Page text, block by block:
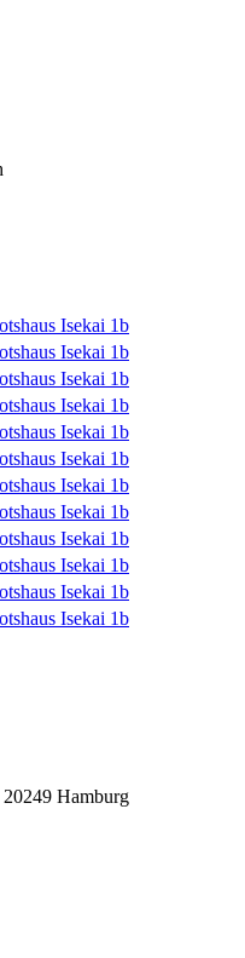
Isekai 1b
Isekai 1b
Isekai 1b
Isekai 1b
Isekai 1b
Isekai 1b
Isekai 1b
Isekai 1b
Isekai 1b
Isekai 1b
Isekai 1b
Isekai 1b
Hamburg